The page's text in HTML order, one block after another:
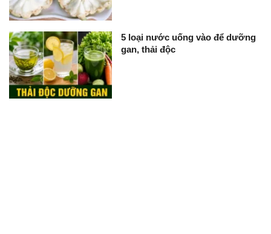
5 loại nước uống vào để dưỡng
gan, thải độc